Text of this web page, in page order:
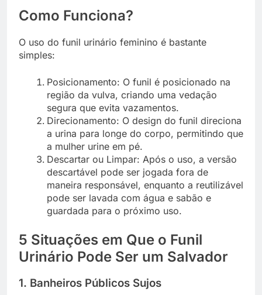
Como Funciona?
O uso do funil urinário feminino é bastante
simples:
Posicionamento: O funil é posicionado na
região da vulva, criando uma vedação
segura que evita vazamentos.
Direcionamento: O design do funil direciona
a urina para longe do corpo, permitindo que
a mulher urine em pé.
Descartar ou Limpar: Após o uso, a versão
descartável pode ser jogada fora de
maneira responsável, enquanto a reutilizável
pode ser lavada com água e sabão e
guardada para o próximo uso.
5 Situações em Que o Funil
Urinário Pode Ser um Salvador
1. Banheiros Públicos Sujos